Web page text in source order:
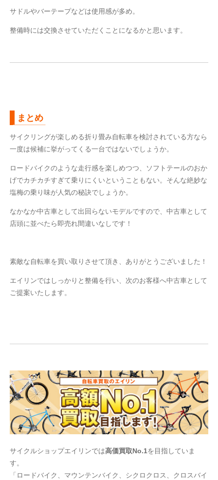
サドルやバーテープなどは使用感が多め。
整備時には交換させていただくことになるかと思います。
まとめ
サイクリングが楽しめる折り畳み自転車を検討されている方なら
一度は候補に挙がってくる一台ではないでしょうか。
ロードバイクのような走行感を楽しめつつ、ソフトテールのおか
げでカチカチすぎて乗りにくいということもない。そんな絶妙な
塩梅の乗り味が人気の秘訣でしょうか。
なかなか中古車として出回らないモデルですので、中古車として
店頭に並べたら即売れ間違いなしです！
素敵な自転車を買い取りさせて頂き、ありがとうございました！
エイリンではしっかりと整備を行い、次のお客様へ中古車として
ご提案いたします。
サイクルショップエイリンでは高価買取No.1を目指していま
す。
「ロードバイク、マウンテンバイク、シクロクロス、クロスバイ